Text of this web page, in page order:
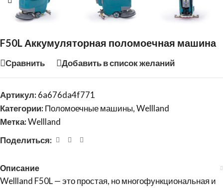
F50L Аккумуляторная поломоечная машина
Сравнить Добавить в список желаний
Артикул:6a676da4f771
Категории:Поломоечные машины,Wellland
Метка:Wellland
Поделиться:
Описание
Wellland F50L — это простая, но многофункциональная и